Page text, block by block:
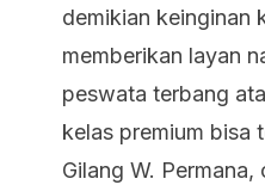
demikian keinginan
memberikan layan
peswata terbang
kelas premium bisa
Gilang W.